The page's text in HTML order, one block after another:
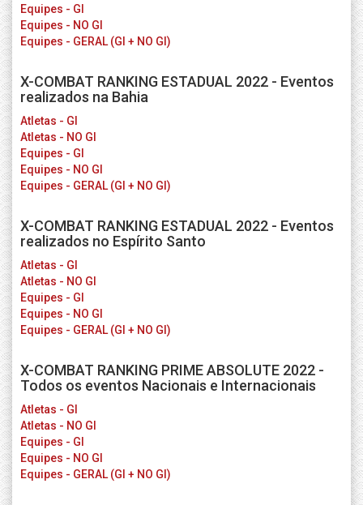
Equipes - GI
Equipes - NO GI
Equipes - GERAL (GI + NO GI)
X-COMBAT RANKING ESTADUAL 2022 - Eventos
realizados na Bahia
Atletas - GI
Atletas - NO GI
Equipes - GI
Equipes - NO GI
Equipes - GERAL (GI + NO GI)
X-COMBAT RANKING ESTADUAL 2022 - Eventos
realizados no Espírito Santo
Atletas - GI
Atletas - NO GI
Equipes - GI
Equipes - NO GI
Equipes - GERAL (GI + NO GI)
X-COMBAT RANKING PRIME ABSOLUTE 2022 -
Todos os eventos Nacionais e Internacionais
Atletas - GI
Atletas - NO GI
Equipes - GI
Equipes - NO GI
Equipes - GERAL (GI + NO GI)